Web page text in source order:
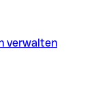
verwalten